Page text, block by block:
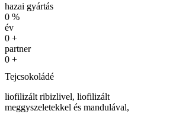
hazai gyártás
0 %
év
0 +
partner
0 +
Tejcsokoládé
liofilizált ribizlivel, liofilizált
meggyszeletekkel és mandulával,